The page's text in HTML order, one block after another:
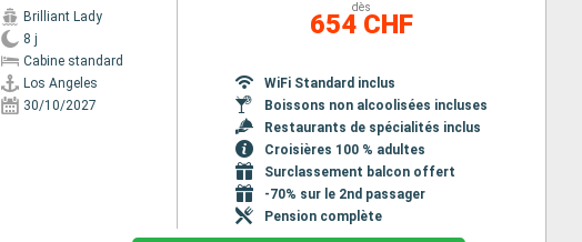
Brilliant Lady
8 j
Cabine standard
Los Angeles
30/10/2027
dès
654 CHF
WiFi Standard inclus
Boissons non alcoolisées incluses
Restaurants de spécialités inclus
Croisières 100 % adultes
Surclassement balcon offert
-70% sur le 2nd passager
Pension complète